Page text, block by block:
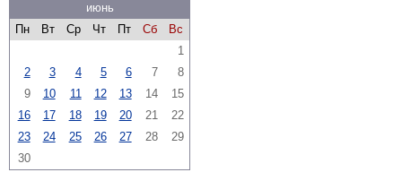
июнь
Пн
Вт Ср Чт Пт Сб
Вс
1
2
3 4 5 6 7
8
9
10 11 12 13 14
15
16
17 18 19 20 21
22
23
24 25 26 27 28
29
30